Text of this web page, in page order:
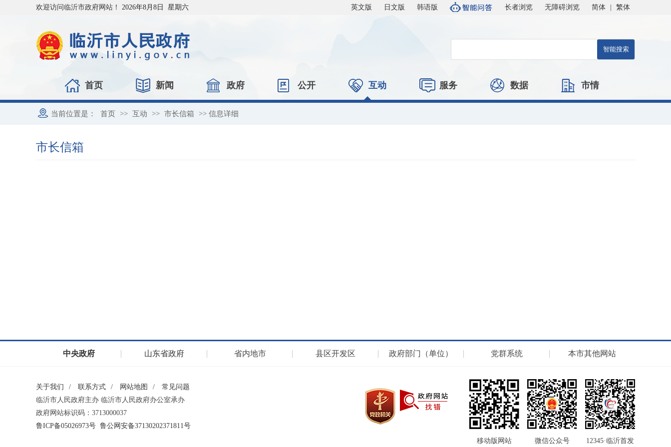
欢迎访问临沂市政府网站！ 2026年8月8日 星期六 英文版 日文版 韩语版 长者浏览 无障碍浏览 简体 繁体
首页 新闻 政府 公开 互动 服务 数据 市情
当前位置是： 首页 >> 互动 >> 市长信箱 >> 信息详细
市长信箱
中央政府 山东省政府 省内地市 县区开发区 政府部门（单位） 党群系统 本市其他网站
关于我们 / 联系方式 / 网站地图 /
常见问题
临沂市人民政府主办 临沂市人民政府办公室承办
政府网站标识码：3713000037
鲁ICP备05026973号 鲁公网安备37130202371811号
移动版网站
微信公众号 12345·临沂首发